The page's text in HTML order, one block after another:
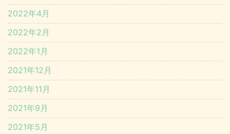
2022年4月
2022年2月
2022年1月
2021年12月
2021年11月
2021年9月
2021年5月